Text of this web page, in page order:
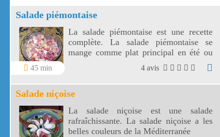
Salade piémontaise
45 min
La salade piémontaise est une recette
complète. La salade piémontaise se
mange comme plat principal en été ou
en accompagnement d'une viande
4 avis
Salade niçoise
La salade niçoise est une salade
rafraîchissante. La salade niçoise a les
belles couleurs de la Méditerranée